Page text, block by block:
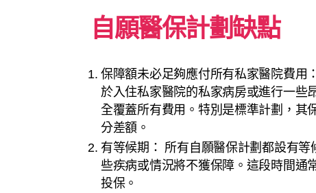
自願醫保計劃缺點
保障額未必足夠應付所有私家醫院費用
於入住私家醫院的私家病房或進行一些
全覆蓋所有費用。特別是標準計劃，其
分差額。
有等候期： 所有自願醫保計劃都設有
些疾病或情況將不獲保障。這段時間通
投保。